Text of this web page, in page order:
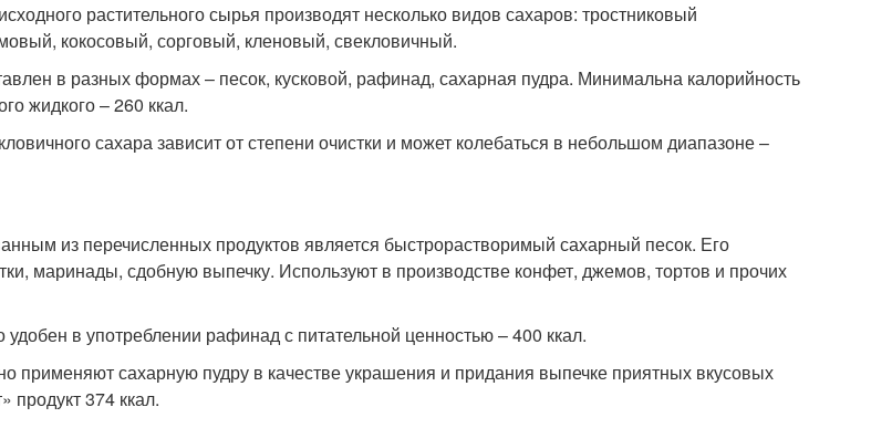
растительного сырья производят несколько видов сахаров: тростниковый
кокосовый, сорговый, кленовый, свекловичный.
в разных формах – песок, кусковой, рафинад, сахарная пудра. Минимальна калорийность
жидкого – 260 ккал.
сахара зависит от степени очистки и может колебаться в небольшом диапазоне –
из перечисленных продуктов является быстрорастворимый сахарный песок. Его
маринады, сдобную выпечку. Используют в производстве конфет, джемов, тортов и прочих
удобен в употреблении рафинад с питательной ценностью – 400 ккал.
применяют сахарную пудру в качестве украшения и придания выпечке приятных вкусовых
продукт 374 ккал.